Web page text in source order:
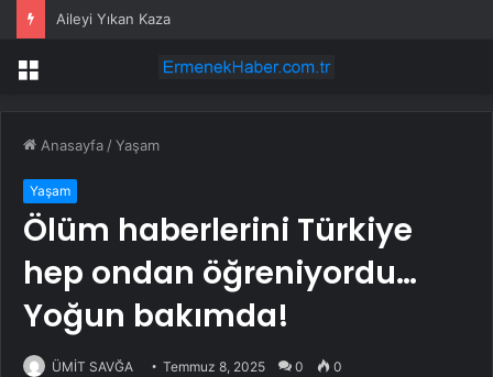
Aileyi Yıkan Kaza
Menü
Anasayfa /Yaşam
Yaşam
Ölüm haberlerini Türkiye
hep ondan öğreniyordu…
Yoğun bakımda!
ÜMİT SAVĞA Temmuz 8, 2025 0 0